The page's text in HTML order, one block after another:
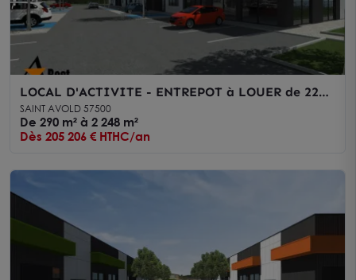
LOCAL D'ACTIVITE - ENTREPOT à LOUER de 2248
m²
SAINT AVOLD 57500
De 290 m² à 2 248 m²
Dès 205 206 € HTHC/an